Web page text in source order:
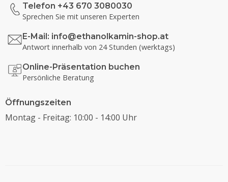
Telefon +43 670 3080030
Sprechen Sie mit unseren Experten
E-Mail: info@ethanolkamin-shop.at
Antwort innerhalb von 24 Stunden (werktags)
Online-Präsentation buchen
Persönliche Beratung
Öffnungszeiten
Montag - Freitag: 10:00 - 14:00 Uhr